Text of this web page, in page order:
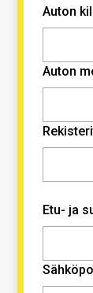
Auton
Auton
Etu- ja